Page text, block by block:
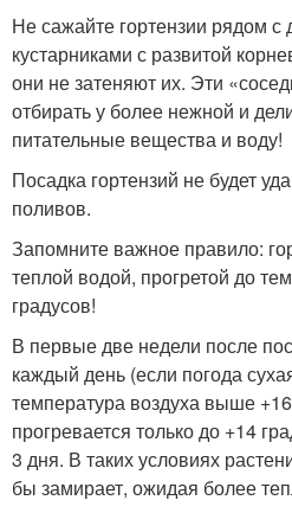
Не сажайте гортензии рядом
кустарниками с развитой
они не затеняют их. Эти
отбирать у более нежной и
питательные вещества и воду!
Посадка гортензий не будет
поливов.
Запомните важное правило:
теплой водой, прогретой до
градусов!
В первые две недели после
каждый день (если погода
температура воздуха выше
прогревается только до +14
3 дня. В таких условиях
бы замирает, ожидая более